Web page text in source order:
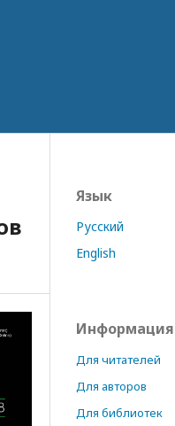
Язык
Русский
English
Информация
Для читателей
Для авторов
Для библиотек